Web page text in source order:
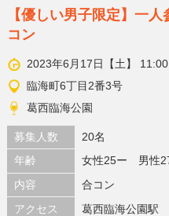
【優しい男子限定】一
コン
2023年6月17日【土】
臨海町6丁目2番3号
葛西臨海公園
募集人数
20名
年齢
女性25ー 男性
内容
合コン
アクセス
葛西臨海公園駅